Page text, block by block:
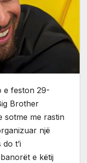
e feston 29-
Brother
sotme me rastin
një
t’i
e këtij